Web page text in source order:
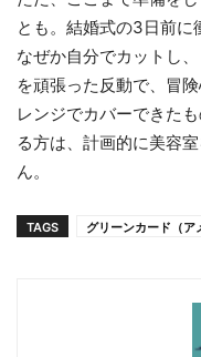
とも。結婚式の3日前に
なぜか自分でカットし
を頑張った反動で、冒
レンジでカバーできた
る方は、計画的に美容
ん。
TAGS グリーンカード（ア